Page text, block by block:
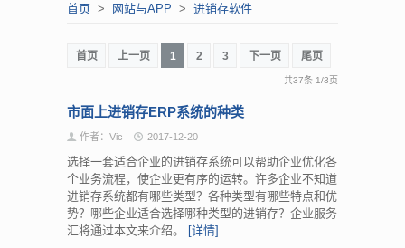
首页 > 网站与APP > 进销存软件
首页 上一页 1 2 3 下一页 尾页
共37条 1/3页
市面上进销存ERP系统的种类
作者：Vic 2017-12-20
选择一套适合企业的进销存系统可以帮助企业优化各
个业务流程，使企业更有序的运转。许多企业不知道
进销存系统都有哪些类型？各种类型有哪些特点和优
势？哪些企业适合选择哪种类型的进销存？企业服务
汇将通过本文来介绍。 [详情]